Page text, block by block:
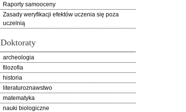
Raporty samooceny
Zasady weryfikacji efektów uczenia się poza
uczelnią
Doktoraty
archeologia
filozofia
historia
literaturoznawstwo
matematyka
nauki biologiczne